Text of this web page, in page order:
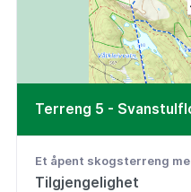
Terreng 5 -
Et åpent skogsterreng
Tilgjengelighet